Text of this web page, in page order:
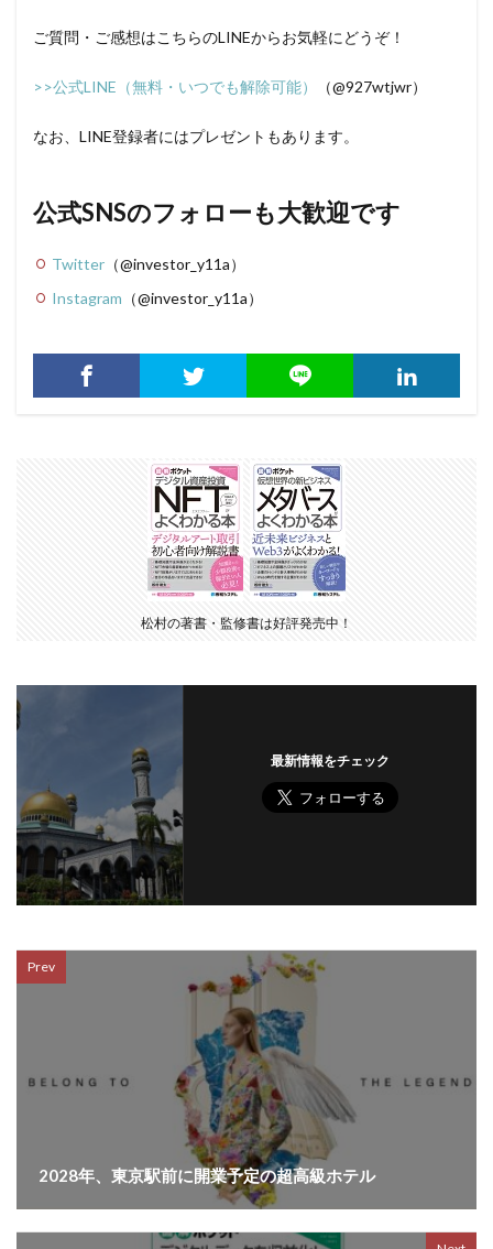
ご質問・ご感想はこちらのLINEからお気軽にどうぞ！
>>公式LINE（無料・いつでも解除可能） （@927wtjwr）
なお、LINE登録者にはプレゼントもあります。
公式SNSのフォローも大歓迎です
Twitter （@investor_y11a）
Instagram （@investor_y11a）
松村の著書・監修書は好評発売中！
最新情報をチェック
Prev
2028年、東京駅前に開業予定の超高級ホテル